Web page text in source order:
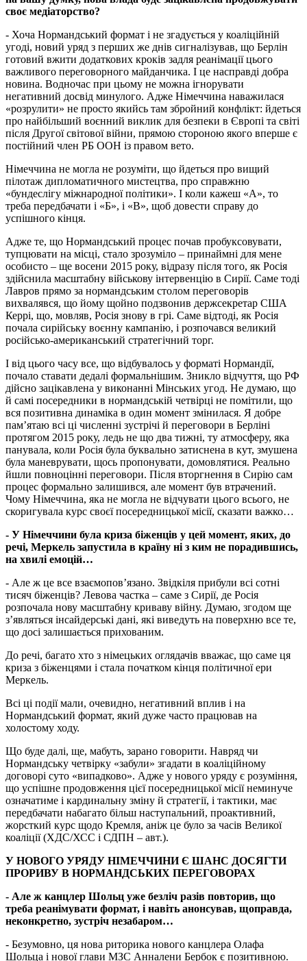
своє медіаторство?
- Хоча Нормандський формат і не згадується у коаліційній
угоді, новий уряд з перших же днів сигналізував, що Берлін
готовий вжити додаткових кроків задля реанімації цього
важливого переговорного майданчика. І це насправді добра
новина. Водночас при цьому не можна ігнорувати
негативний досвід минулого. Адже Німеччина наважилася
«розрулити» не просто якийсь там збройний конфлікт: йдеться
про найбільший воєнний виклик для безпеки в Європі та світі
після Другої світової війни, прямою стороною якого вперше є
постійний член РБ ООН із правом вето.
Німеччина не могла не розуміти, що йдеться про вищий
пілотаж дипломатичного мистецтва, про справжню
«бундеслігу міжнародної політики». І коли кажеш «А», то
треба передбачати і «Б», і «В», щоб довести справу до
успішного кінця.
Адже те, що Нормандський процес почав пробуксовувати,
тупцювати на місці, стало зрозуміло – принаймні для мене
особисто – ще восени 2015 року, відразу після того, як Росія
здійснила масштабну військову інтервенцію в Сирії. Саме тоді
Лавров прямо за нормандським столом переговорів
вихвалявся, що йому щойно подзвонив держсекретар США
Керрі, що, мовляв, Росія знову в грі. Саме відтоді, як Росія
почала сирійську воєнну кампанію, і розпочався великий
російсько-американський стратегічний торг.
І від цього часу все, що відбувалось у форматі Нормандії,
почало ставати дедалі формальнішим. Зникло відчуття, що РФ
дійсно зацікавлена у виконанні Мінських угод. Не думаю, що
й самі посередники в нормандській четвірці не помітили, що
вся позитивна динаміка в один момент змінилася. Я добре
пам’ятаю всі ці численні зустрічі й переговори в Берліні
протягом 2015 року, ледь не що два тижні, ту атмосферу, яка
панувала, коли Росія була буквально затиснена в кут, змушена
була маневрувати, щось пропонувати, домовлятися. Реально
йшли повноцінні переговори. Після вторгнення в Сирію сам
процес формально залишився, але момент був втрачений.
Чому Німеччина, яка не могла не відчувати цього всього, не
скоригувала курс своєї посередницької місії, сказати важко…
- У Німеччини була криза біженців у цей момент, яких, до
речі, Меркель запустила в країну ні з ким не порадившись,
на хвилі емоцій…
- Але ж це все взаємопов’язано. Звідкіля прибули всі сотні
тисяч біженців? Левова частка – саме з Сирії, де Росія
розпочала нову масштабну криваву війну. Думаю, згодом ще
з’являться інсайдерські дані, які виведуть на поверхню все те,
що досі залишається прихованим.
До речі, багато хто з німецьких оглядачів вважає, що саме ця
криза з біженцями і стала початком кінця політичної ери
Меркель.
Всі ці події мали, очевидно, негативний вплив і на
Нормандський формат, який дуже часто працював на
холостому ходу.
Що буде далі, ще, мабуть, зарано говорити. Навряд чи
Нормандську четвірку «забули» згадати в коаліційному
договорі суто «випадково». Адже у нового уряду є розуміння,
що успішне продовження цієї посередницької місії неминуче
означатиме і кардинальну зміну й стратегії, і тактики, має
передбачати набагато більш наступальний, проактивний,
жорсткий курс щодо Кремля, аніж це було за часів Великої
коаліції (ХДС/ХСС і СДПН – авт.).
У НОВОГО УРЯДУ НІМЕЧЧИНИ Є ШАНС ДОСЯГТИ
ПРОРИВУ В НОРМАНДСЬКИХ ПЕРЕГОВОРАХ
- Але ж канцлер Шольц уже безліч разів повторив, що
треба реанімувати формат, і навіть анонсував, щоправда,
неконкретно, зустріч незабаром…
- Безумовно, ця нова риторика нового канцлера Олафа
Шольца і нової глави МЗС Анналени Бербок є позитивною.